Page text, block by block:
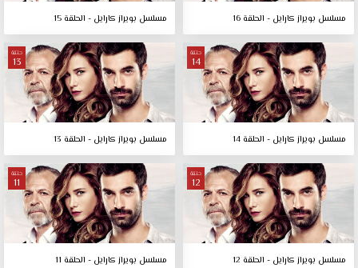
مسلسل بويراز كارايل - الحلقة 16 مسلسل بويراز كارايل - الحلقة 15
حلقة
14
مسلسل بويراز كارايل - الحلقة 14
حلقة
13
مسلسل بويراز كارايل - الحلقة 13
حلقة
12
مسلسل بويراز كارايل - الحلقة 12
حلقة
11
مسلسل بويراز كارايل - الحلقة 11